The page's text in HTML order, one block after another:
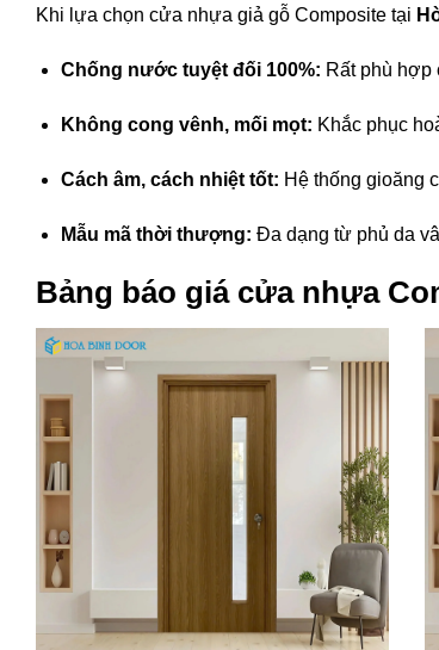
Khi lựa chọn cửa nhựa giả gỗ Composite tại
Chống nước tuyệt đối 100%: Rất phù hợp
Không cong vênh, mối mọt: Khắc phục
Cách âm, cách nhiệt tốt: Hệ thống gioăng
Mẫu mã thời thượng: Đa dạng từ phủ da
Bảng báo giá cửa nhựa